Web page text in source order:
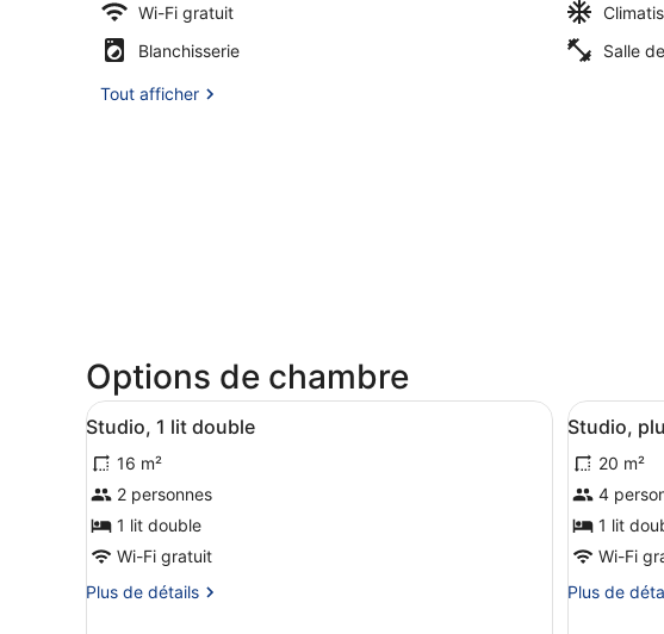
Wi-Fi gratuit
Blanchisserie
Salle
Tout afficher
Options de chambre
Afficher
toutes
les
photos
pour
ce
de
Une chambre d’hôtel équipée d’un lit, d’un
6
Studio, 1 lit double
16 m²
2 personnes
1 lit double
Wi-Fi gratuit
Plus de détails
Plus
Afficher
toutes
les
photos
pour
ce
de
6
Studio,
20 m²
4
1 lit
Wi-Fi
Plus de
Plus